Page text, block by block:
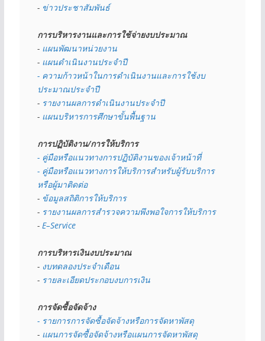
- ข่าวประชาสัมพันธ์
การบริหารงานและการใช้จ่ายงบประมาณ
- แผนพัฒนาหน่วยงาน
- แผนดำเนินงานประจำปี
- ความก้าวหน้าในการดำเนินงานและการใช้งบ
ประมาณประจำปี
- รายงานผลการดำเนินงานประจำปี
- แผนบริหารการศึกษาขั้นพื้นฐาน
การปฏิบัติงาน/การให้บริการ
- คู่มือหรือแนวทางการปฏิบัติงานของเจ้าหน้าที่
- คู่มือหรือแนวทางการให้บริการสำหรับผู้รับบริการ
หรือผู้มาติดต่อ
- ข้อมูลสถิติการให้บริการ
- รายงานผลการสำรวจความพึงพอใจการให้บริการ
- E–Service
การบริหารเงินงบประมาณ
- งบทดลองประจำเดือน
- รายละเอียดประกอบงบการเงิน
การจัดซื้อจัดจ้าง
- รายการการจัดซื้อจัดจ้างหรือการจัดหาพัสดุ
- แผนการจัดซื้อจัดจ้างหรือแผนการจัดหาพัสดุ